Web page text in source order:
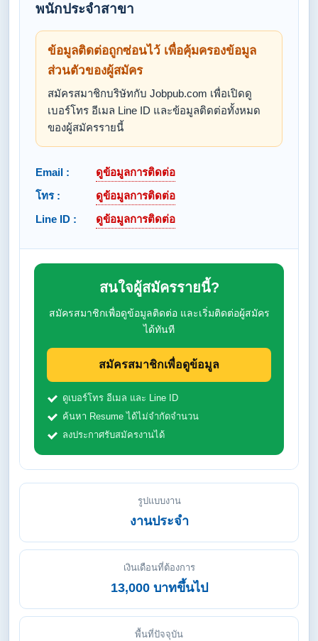
พนักประจำสาขา
ข้อมูลติดต่อถูกซ่อนไว้ เพื่อคุ้มครองข้อมูล
ส่วนตัวของผู้สมัคร
สมัครสมาชิกบริษัทกับ Jobpub.com เพื่อเปิดดู
เบอร์โทร อีเมล Line ID และข้อมูลติดต่อทั้งหมด
ของผู้สมัครรายนี้
Email :
ดูข้อมูลการติดต่อ
โทร :
ดูข้อมูลการติดต่อ
Line ID :
ดูข้อมูลการติดต่อ
สนใจผู้สมัครรายนี้?
สมัครสมาชิกเพื่อดูข้อมูลติดต่อ และเริ่มติดต่อผู้สมัคร
ได้ทันที
สมัครสมาชิกเพื่อดูข้อมูล
ดูเบอร์โทร อีเมล และ Line ID
ค้นหา Resume ได้ไม่จำกัดจำนวน
ลงประกาศรับสมัครงานได้
รูปแบบงาน
งานประจำ
เงินเดือนที่ต้องการ
13,000 บาทขึ้นไป
พื้นที่ปัจจุบัน